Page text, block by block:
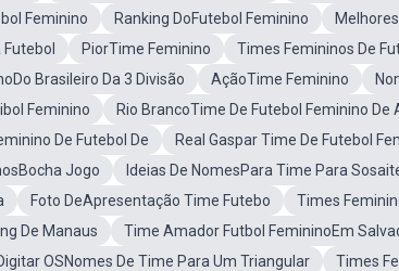
Feminino
Ranking DoFutebol Feminino
PiorTime Feminino
Times Femininos De
Brasileiro Da 3 Divisão
AçãoTime Feminino
Feminino
Rio BrancoTime De Futebol Feminino De
De Futebol De
Real Gaspar Time De Futebol
Jogo
Ideias De NomesPara Time Para
Foto DeApresentação Time Futebo
Times
De Manaus
Time Amador Futbol FemininoEm
OSNomes De Time Para Um Triangular
Times